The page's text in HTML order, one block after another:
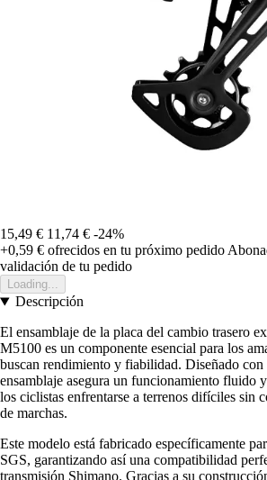
15,49 € 11,74 € -24%
+0,59 € ofrecidos en tu próximo pedido
validación de tu pedido
Loading...
Descripción
El ensamblaje de la placa del cambio trasero
M5100 es un componente esencial para los
buscan rendimiento y fiabilidad. Diseñado con
ensamblaje asegura un funcionamiento fluido
los ciclistas enfrentarse a terrenos difíciles sin
de marchas.
Este modelo está fabricado específicamente
SGS, garantizando así una compatibilidad
transmisión Shimano. Gracias a su